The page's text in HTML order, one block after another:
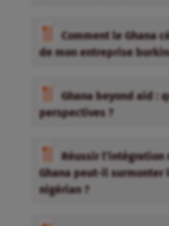
Comment le Ghana
de mon entreprise
Ghana beyond aid :
perspectives ?
Réussir l’intégration
Ghana peut-il surmonter
nigérian ?